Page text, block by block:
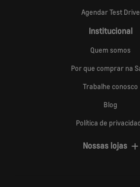
Agendar Test Drive
Institucional
Quem somos
Por que comprar na
Trabalhe conosco
Blog
Política de
Nossas lojas